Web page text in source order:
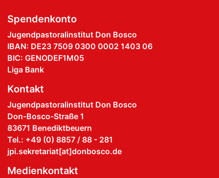
Spendenkonto
Jugendpastoralinstitut Don Bosco
IBAN: DE23 7509 0300 0002 1403 06
BIC: GENODEF1M05
Liga Bank
Kontakt
Jugendpastoralinstitut Don Bosco
Don-Bosco-Straße 1
83671 Benediktbeuern
Tel.: +49 (0) 8857 / 88 - 281
jpi.sekretariat[at]donbosco.de
Medienkontakt